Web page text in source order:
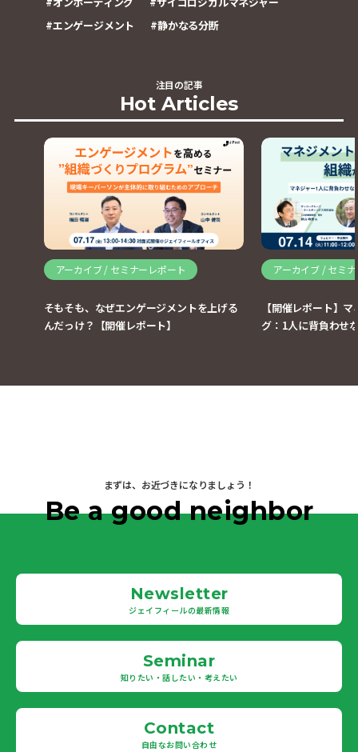
#エンゲージメント #静かなる分断
注目の記事
Hot Articles
アーカイブ / セミナーレポート
そもそも、なぜエンゲージメントを上げる
んだっけ？【開催レポート】
アーカイブ / セミ
【開催レポート】
グ：1人に背負わせ
まずは、お近づきになりましょう！
Be a good neighbor
Newsletter
ジェイフィールの最新情報
Seminar
知りたい・話したい・考えたい
Contact
自由なお問い合わせ